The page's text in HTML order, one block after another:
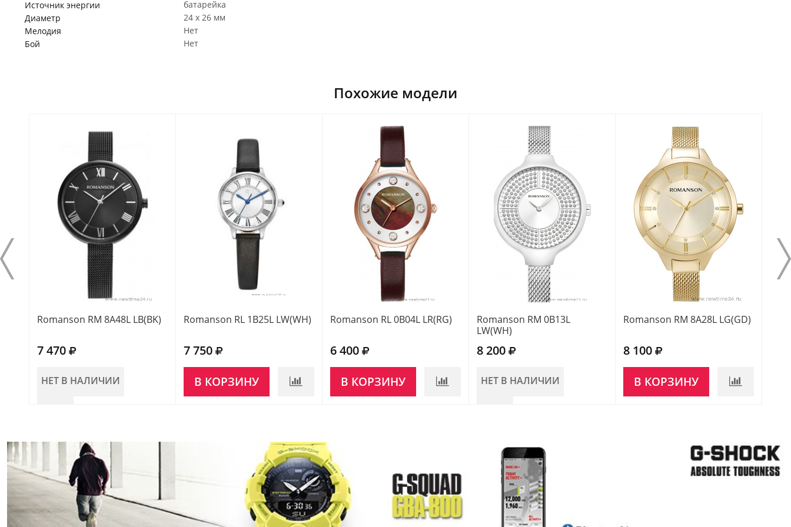
Источник энергии
батарейка
Диаметр
24 x 26 мм
Мелодия
Нет
Бой
Нет
Похожие модели
Romanson RM 8A48L LB(BK)
7 470
НЕТ В НАЛИЧИИ
Romanson RL 1B25L LW(WH)
7 750
В КОРЗИНУ
Romanson RL 0B04L LR(RG)
6 400
В КОРЗИНУ
Romanson RM 0B13L
LW(WH)
8 200
НЕТ В НАЛИЧИИ
Romanson RM 8A28L LG(GD)
8 100
В КОРЗИНУ